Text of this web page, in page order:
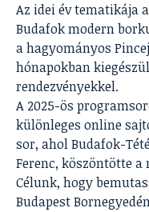
Az idei év tematikája
Budafok modern
a hagyományos
hónapokban
rendezvényekkel.
A 2025-ös
különleges online
sor, ahol Budafok-
Ferenc, köszöntötte a
Célunk, hogy
Budapest